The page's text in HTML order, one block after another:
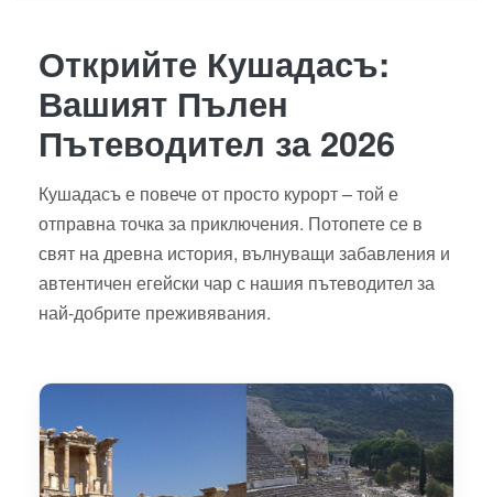
Открийте Кушадасъ:
Вашият Пълен
Пътеводител за 2026
Кушадасъ е повече от просто курорт – той е
отправна точка за приключения. Потопете се в
свят на древна история, вълнуващи забавления и
автентичен егейски чар с нашия пътеводител за
най-добрите преживявания.